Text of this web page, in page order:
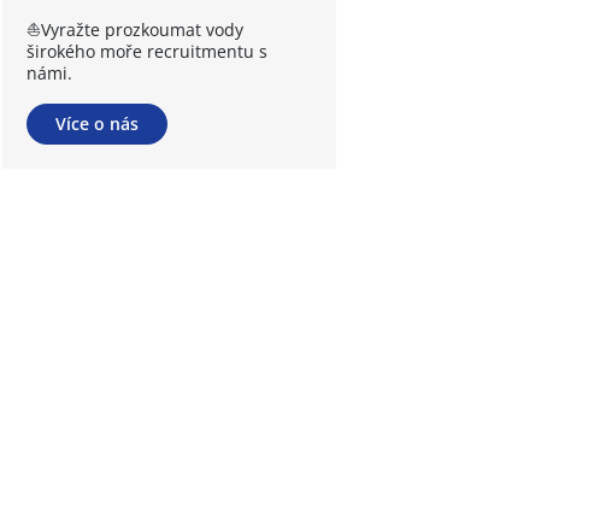
⛵Vyražte prozkoumat vody
širokého moře recruitmentu s
námi.
Více o nás